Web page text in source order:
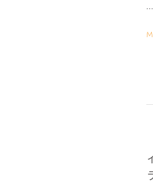
...